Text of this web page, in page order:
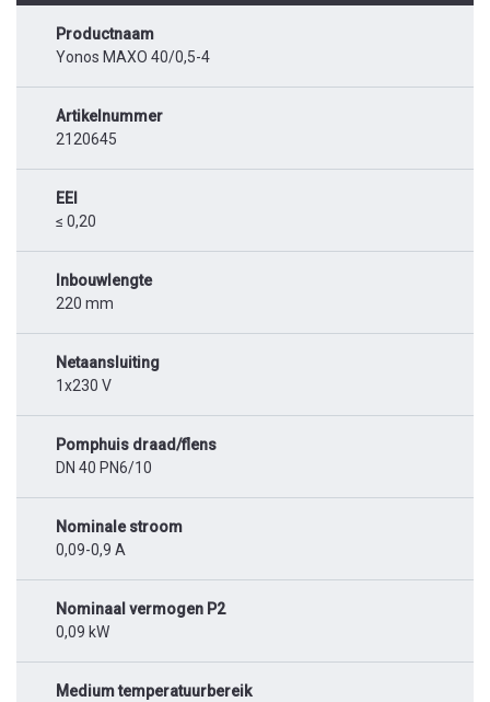
Productnaam
Yonos MAXO 40/0,5-4
Artikelnummer
2120645
EEI
≤ 0,20
Inbouwlengte
220 mm
Netaansluiting
1x230 V
Pomphuis draad/flens
DN 40 PN6/10
Nominale stroom
0,09-0,9 A
Nominaal vermogen P2
0,09 kW
Medium temperatuurbereik